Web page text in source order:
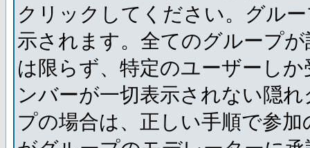
クリックしてください。グル
示されます。全てのグループ
は限らず、特定のユーザーし
ンバーが一切表示されない隠
プの場合は、正しい手順で参